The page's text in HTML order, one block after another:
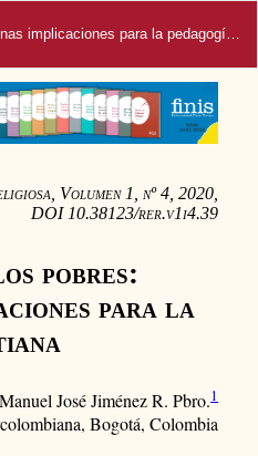
La opción por los pobres: algunas implicaciones para la pedagogía cristiana